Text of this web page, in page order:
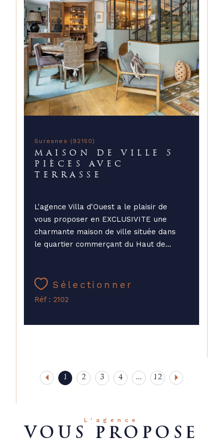
Suresnes (92150)
MAISON DE VILLE 5
PIÈCES AVEC
TERRASSE
L'agence Villa d'Ouest a le plaisir de
vous proposer en EXCLUSIVITE une
charmante maison de ville située dans
le quartier commerçant du Haut de...
Sélectionner
Réf : 2102
1 2 3 4 ... 12
L'agence
VOUS PROPOSE